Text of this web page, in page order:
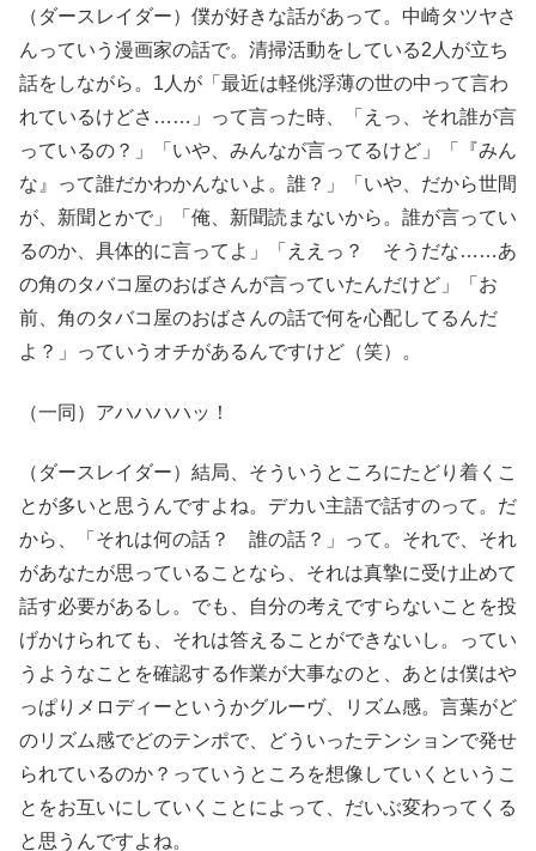
（ダースレイダー）僕が好きな話があって。中崎タツヤさ
んっていう漫画家の話で。清掃活動をしている2人が立ち
話をしながら。1人が「最近は軽佻浮薄の世の中って言わ
れているけどさ……」って言った時、「えっ、それ誰が言
っているの？」「いや、みんなが言ってるけど」「『みん
な』って誰だかわかんないよ。誰？」「いや、だから世間
が、新聞とかで」「俺、新聞読まないから。誰が言ってい
るのか、具体的に言ってよ」「ええっ？ そうだな……あ
の角のタバコ屋のおばさんが言っていたんだけど」「お
前、角のタバコ屋のおばさんの話で何を心配してるんだ
よ？」っていうオチがあるんですけど（笑）。
（一同）アハハハハッ！
（ダースレイダー）結局、そういうところにたどり着くこ
とが多いと思うんですよね。デカい主語で話すのって。だ
から、「それは何の話？ 誰の話？」って。それで、それ
があなたが思っていることなら、それは真摯に受け止めて
話す必要があるし。でも、自分の考えですらないことを投
げかけられても、それは答えることができないし。ってい
うようなことを確認する作業が大事なのと、あとは僕はや
っぱりメロディーというかグルーヴ、リズム感。言葉がど
のリズム感でどのテンポで、どういったテンションで発せ
られているのか？っていうところを想像していくというこ
とをお互いにしていくことによって、だいぶ変わってくる
と思うんですよね。